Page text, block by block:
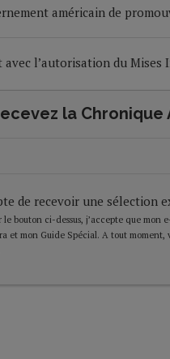
américain de
l’autorisation du Mises
la
de recevoir une sélection
le bouton ci-dessus, j’accepte que
et mon Guide Spécial. A tout